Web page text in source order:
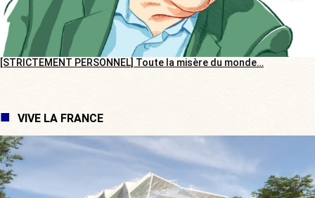
[STRICTEMENT PERSONNEL] Toute la misère du monde…
VIVE LA FRANCE